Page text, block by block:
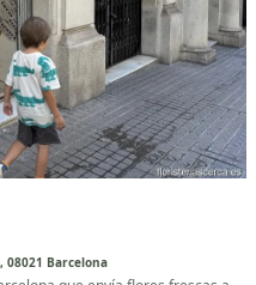
Barcelona